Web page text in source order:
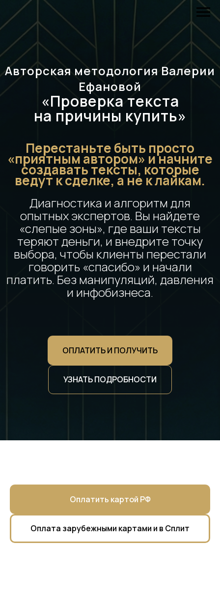
Авторская методология Валерии
Ефановой
«Проверка текста
на причины купить»
Перестаньте быть просто
«приятным автором» и начните
создавать тексты, которые
ведут к сделке, а не к лайкам.
Диагностика и алгоритм для
опытных экспертов. Вы найдете
«слепые зоны», где ваши тексты
теряют деньги, и внедрите точку
выбора, чтобы клиенты перестали
говорить «спасибо» и начали
платить. Без манипуляций, давления
и инфобизнеса.
ОПЛАТИТЬ И ПОЛУЧИТЬ
УЗНАТЬ ПОДРОБНОСТИ
Оплатить картой РФ
Оплата зарубежными картами и в Сплит